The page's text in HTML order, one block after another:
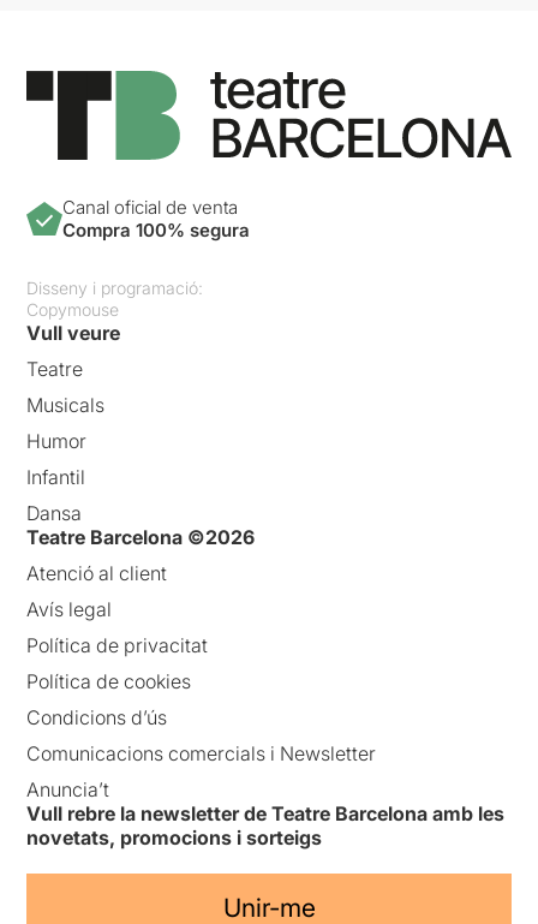
Canal oficial de venta
Compra 100% segura
Disseny i programació:
Copymouse
Vull veure
Teatre
Musicals
Humor
Infantil
Dansa
Teatre Barcelona ©2026
Atenció al client
Avís legal
Política de privacitat
Política de cookies
Condicions d’ús
Comunicacions comercials i Newsletter
Anuncia’t
Vull rebre la newsletter de Teatre Barcelona amb les
novetats, promocions i sorteigs
Unir-me